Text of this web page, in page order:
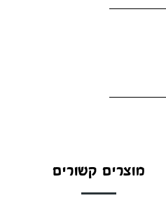
מוצרים קשורים